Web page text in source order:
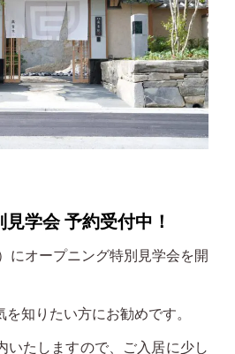
学会 予約受付中！
にオープニング特別見学会を開
知りたい方にお勧めです。
いたしますので、ご入居に少し